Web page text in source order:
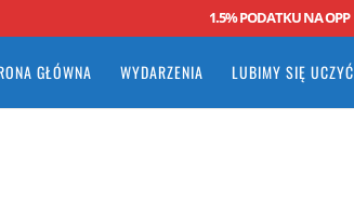
1.5% PODATKU NA OPP
GŁÓWNA WYDARZENIA LUBIMY SIĘ UCZYĆ